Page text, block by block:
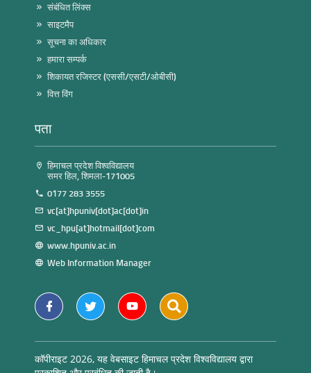
संबंधित लिंक्स
साइटमैप
सूचना का अधिकार
हमारा सम्पर्क
शिकायत रजिस्टर (एससी/एसटी/ओबीसी)
वित्त विंग
पता
हिमाचल प्रदेश विश्वविद्यालय
समर हिल, शिमला-171005
0177 283 3555
vc[at]hpuniv[dot]ac[dot]in
vc_hpu[at]hotmail[dot]com
www.hpuniv.ac.in
Web Information Manager
कॉपीराइट 2026, यह वेबसाइट हिमाचल प्रदेश विश्वविद्यालय द्वारा